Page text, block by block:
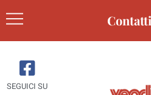
Contatti
SEGUICI SU